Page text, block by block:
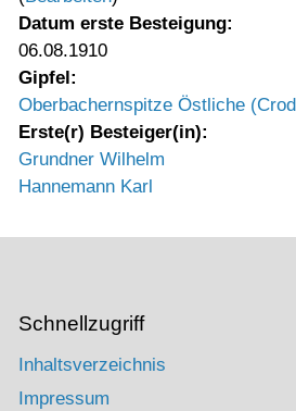
Datum erste Besteigung:
06.08.1910
Gipfel:
Oberbachernspitze Östliche
Erste(r) Besteiger(in):
Grundner Wilhelm
Hannemann Karl
Schnellzugriff
Inhaltsverzeichnis
Impressum